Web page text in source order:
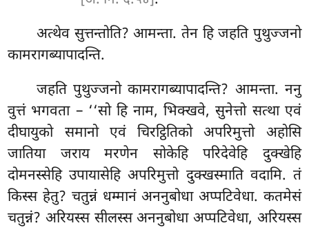
अत्थेव सुत्तन्तोति? आमन्ता. तेन हि जहति पुथुज्जनो
कामरागब्यापादन्ति.
जहति पुथुज्जनो कामरागब्यापादन्ति? आमन्ता. ननु
वुत्तं भगवता – ‘‘सो हि नाम, भिक्खवे, सुनेत्तो सत्था एवं
दीघायुको समानो एवं चिरट्ठितिको अपरिमुत्तो अहोसि
जातिया जराय मरणेन सोकेहि परिदेवेहि दुक्खेहि
दोमनस्सेहि उपायासेहि अपरिमुत्तो दुक्खस्माति वदामि. तं
किस्स हेतु? चतुन्नं धम्मानं अननुबोधा अप्पटिवेधा. कतमेसं
चतुन्नं? अरियस्स सीलस्स अननुबोधा अप्पटिवेधा, अरियस्स